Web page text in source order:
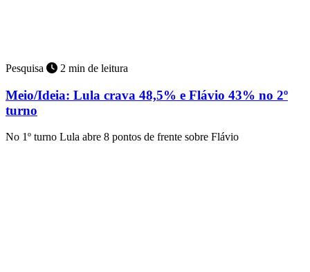
Pesquisa 2 min de leitura
Meio/Ideia: Lula crava 48,5% e Flávio 43% no 2º
turno
No 1º turno Lula abre 8 pontos de frente sobre Flávio